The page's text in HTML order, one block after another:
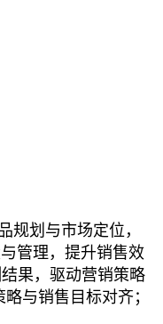
划与市场定位，
管理，提升销售效
果，驱动营销策略
与销售目标对齐；